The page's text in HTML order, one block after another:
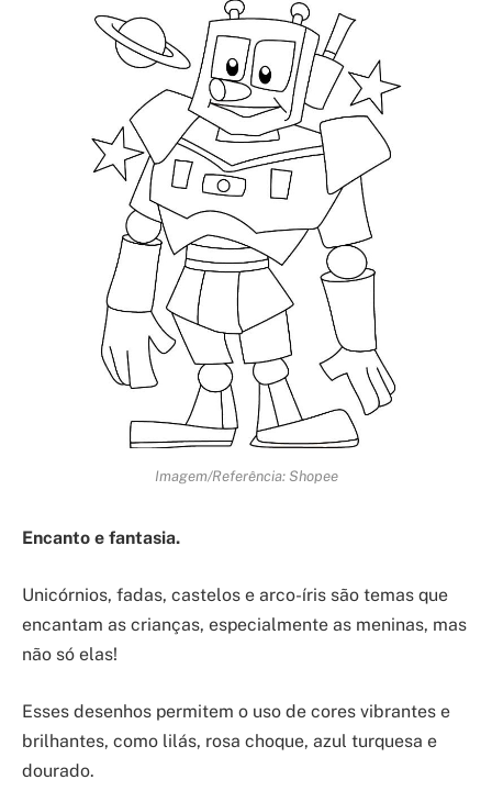
Imagem/Referência: Shopee
Encanto e fantasia.
Unicórnios, fadas, castelos e arco-íris são temas que
encantam as crianças, especialmente as meninas, mas
não só elas!
Esses desenhos permitem o uso de cores vibrantes e
brilhantes, como lilás, rosa choque, azul turquesa e
dourado.